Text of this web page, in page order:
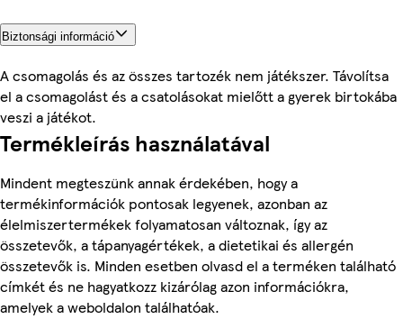
Biztonsági információ
A csomagolás és az összes tartozék nem játékszer. Távolítsa
el a csomagolást és a csatolásokat mielőtt a gyerek birtokába
veszi a játékot.
Termékleírás használatával
Mindent megteszünk annak érdekében, hogy a
termékinformációk pontosak legyenek, azonban az
élelmiszertermékek folyamatosan változnak, így az
összetevők, a tápanyagértékek, a dietetikai és allergén
összetevők is. Minden esetben olvasd el a terméken található
címkét és ne hagyatkozz kizárólag azon információkra,
amelyek a weboldalon találhatóak.